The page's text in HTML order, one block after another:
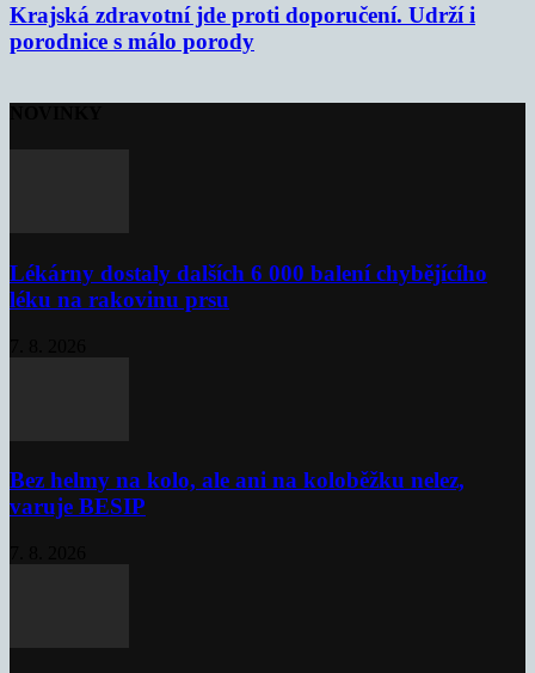
Krajská zdravotní jde proti doporučení. Udrží i
porodnice s málo porody
Lékárny dostaly dalších 6 000 balení chybějícího
léku na rakovinu prsu
Bez helmy na kolo, ale ani na koloběžku nelez,
varuje BESIP